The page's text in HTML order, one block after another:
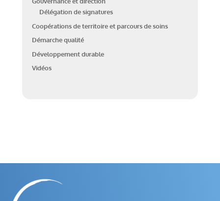
Délégation de signatures
Coopérations de territoire et parcours de soins
Démarche qualité
Développement durable
Vidéos